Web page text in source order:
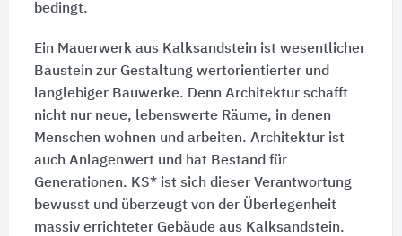
bedingt.
Ein Mauerwerk aus Kalksandstein ist wesentlicher
Baustein zur Gestaltung wertorientierter und
langlebiger Bauwerke. Denn Architektur schafft
nicht nur neue, lebenswerte Räume, in denen
Menschen wohnen und arbeiten. Architektur ist
auch Anlagenwert und hat Bestand für
Generationen. KS* ist sich dieser Verantwortung
bewusst und überzeugt von der Überlegenheit
massiv errichteter Gebäude aus Kalksandstein.